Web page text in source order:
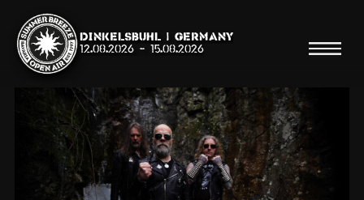
Dinkelsbühl | Germany
12.08.2026 - 15.08.2026
Suche